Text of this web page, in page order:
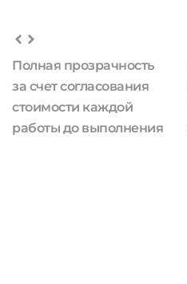
Полная прозрачность
за счет согласования
стоимости каждой
работы до выполнения